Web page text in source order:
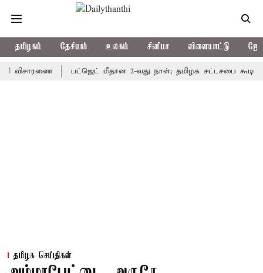
தமிழகம் தேசியம் உலகம் சினிமா விளையாட்டு
பட்ஜெட் மீதான 2-வது நாள்; தமிழக சட்டசபை கூடியது
தமிழக செய்திகள்